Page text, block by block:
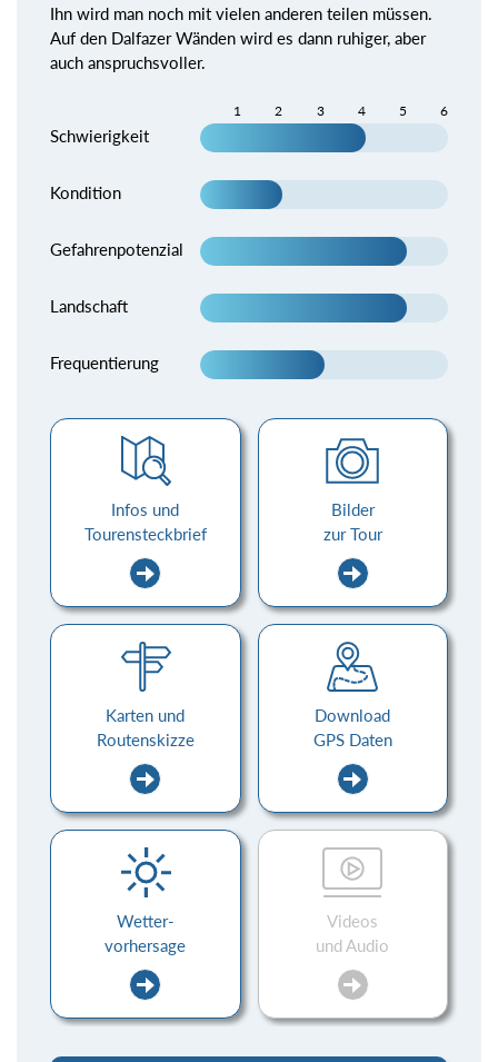
Ihn wird man noch mit vielen anderen teilen müssen.
Auf den Dalfazer Wänden wird es dann ruhiger, aber
auch anspruchsvoller.
1 2 3 4 5 6
Schwierigkeit
Kondition
Gefahrenpotenzial
Landschaft
Frequentierung
Infos und
Tourensteckbrief
Bilder
zur Tour
Karten und
Routenskizze
Download
GPS Daten
Wetter-
vorhersage
Videos
und Audio